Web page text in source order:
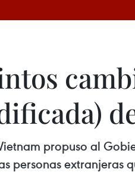
propuso al
personas extranjeras